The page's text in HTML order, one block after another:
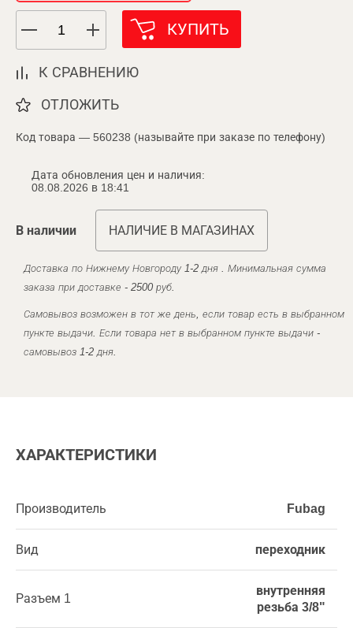
КУПИТЬ
К СРАВНЕНИЮ
ОТЛОЖИТЬ
Код товара — 560238 (называйте при заказе по телефону)
Дата обновления цен и наличия:
08.08.2026 в 18:41
В наличии НАЛИЧИЕ В МАГАЗИНАХ
Доставка по Нижнему Новгороду 1-2 дня . Минимальная сумма
заказа при доставке - 2500 руб.
Самовывоз возможен в тот же день, если товар есть в выбранном
пункте выдачи. Если товара нет в выбранном пункте выдачи -
самовывоз 1-2 дня.
ХАРАКТЕРИСТИКИ
Производитель Fubag
Вид переходник
Разъем 1
внутренняя
резьба 3/8"